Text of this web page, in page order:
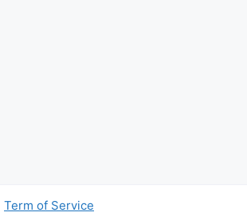
Term of Service